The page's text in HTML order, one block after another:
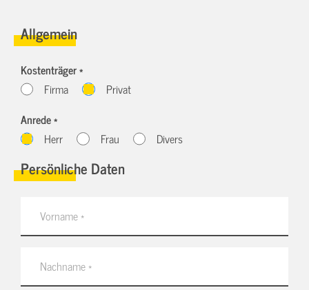
Allgemein
Kostenträger *
Firma
Privat
Anrede *
Herr
Frau Divers
Persönliche Daten